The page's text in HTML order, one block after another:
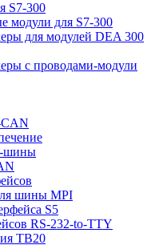
S7-300
модули для S7-300
для модулей DEA 300
с проводами-модули
шины
шины MPI
S5
RS-232-to-TTY
TB20